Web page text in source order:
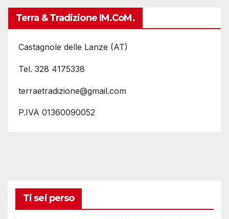
Terra & Tradizione IM.coM.
Castagnole delle Lanze (AT)
Tel. 328 4175338
terraetradizione@gmail.com
P.IVA 01360090052
Ti sei perso